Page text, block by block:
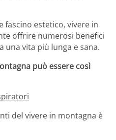
fascino estetico, vivere in
offrire numerosi benefici
una vita più lunga e sana.
può essere così
del vivere in montagna è